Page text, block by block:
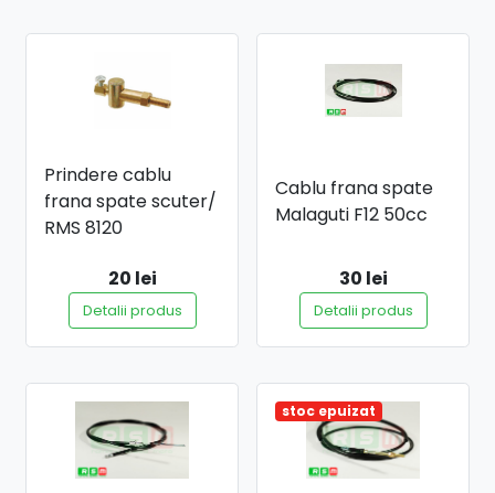
Prindere cablu
frana spate scuter/
RMS 8120
20 lei
Detalii produs
Cablu frana spate
Malaguti F12 50cc
30 lei
Detalii produs
stoc epuizat